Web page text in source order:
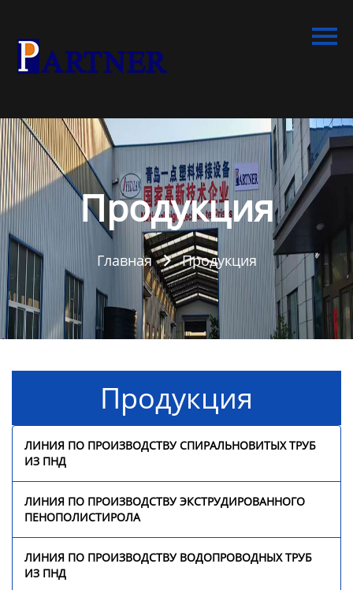
Продукция
спиральновитых труб из
ПНД
Линия по производству
экструдированного
пенополистирола
Линия по производству
водопроводных труб из
ПНД
Оборудование для
производства труб со
Линия по производству
гофрированных труб из
из ПЭ/ПП
прутка для 3D-принтера
Продукция
Главная  Продукция
Продукция
ЛИНИЯ ПО ПРОИЗВОДСТВУ СПИРАЛЬНОВИТЫХ ТРУБ
ИЗ ПНД
ЛИНИЯ ПО ПРОИЗВОДСТВУ ЭКСТРУДИРОВАННОГО
ПЕНОПОЛИСТИРОЛА
ЛИНИЯ ПО ПРОИЗВОДСТВУ ВОДОПРОВОДНЫХ ТРУБ
ИЗ ПНД